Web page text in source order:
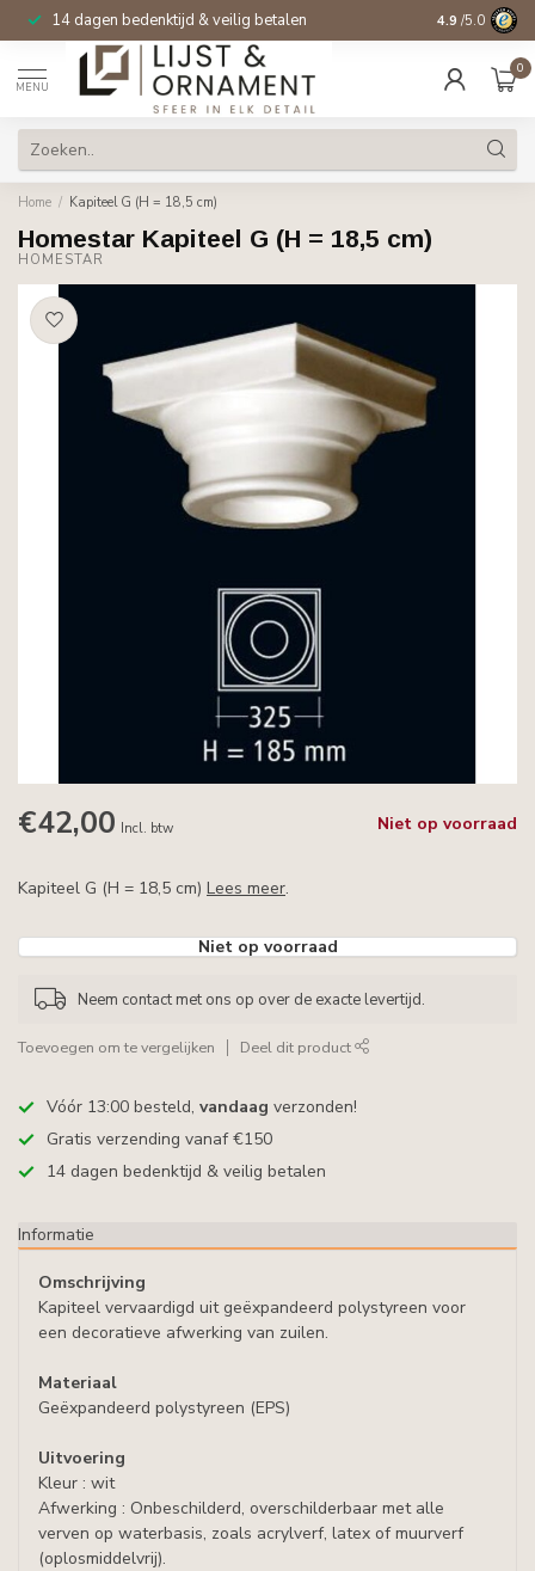
14 dagen bedenktijd & veilig betalen 4.9 /5.0
MENU
0
Home / Kapiteel G (H = 18,5 cm)
Homestar Kapiteel G (H = 18,5 cm)
HOMESTAR
€42,00 Incl. btw Niet op voorraad
Kapiteel G (H = 18,5 cm) Lees meer.
Niet op voorraad
Neem contact met ons op over de exacte levertijd.
Toevoegen om te vergelijken Deel dit product
Vóór 13:00 besteld, vandaag verzonden!
Gratis verzending vanaf €150
14 dagen bedenktijd & veilig betalen
Informatie
Omschrijving
Kapiteel vervaardigd uit geëxpandeerd polystyreen voor
een decoratieve afwerking van zuilen.
Materiaal
Geëxpandeerd polystyreen (EPS)
Uitvoering
Kleur : wit
Afwerking : Onbeschilderd, overschilderbaar met alle
verven op waterbasis, zoals acrylverf, latex of muurverf
(oplosmiddelvrij).